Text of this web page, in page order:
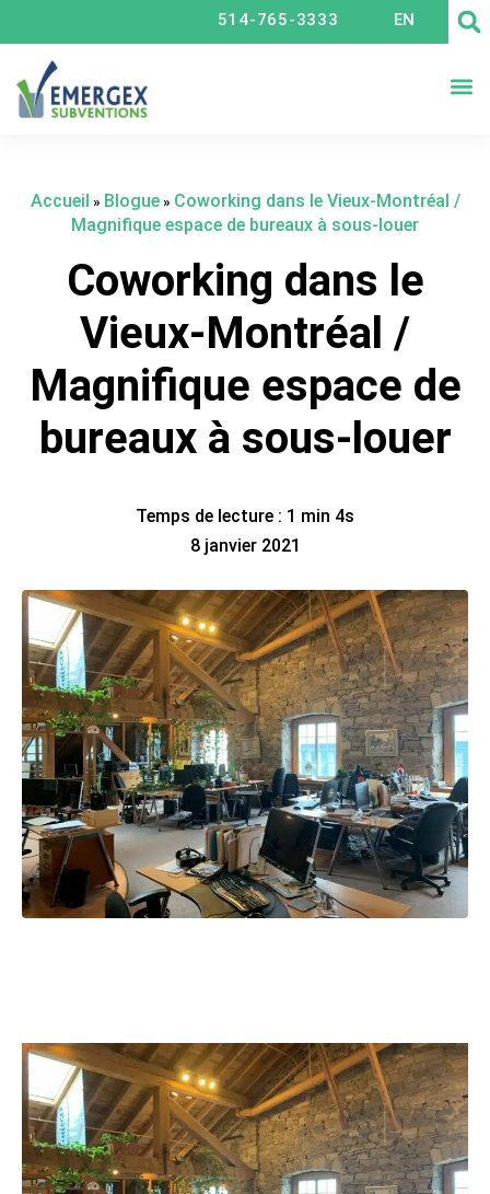
514-765-3333 EN
Accueil » Blogue» Coworking dans le Vieux-Montréal /
Magnifique espace de bureaux à sous-louer
Coworking dans le
Vieux-Montréal /
Magnifique espace de
bureaux à sous-louer
Temps de lecture : 1 min 4s
8 janvier 2021